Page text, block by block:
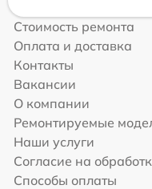
Стоимость ремонта
Оплата и доставка
Контакты
Вакансии
О компании
Ремонтируемые
Наши услуги
Согласие на
Способы оплаты